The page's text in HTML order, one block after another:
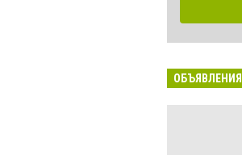
ОБЪЯВЛЕНИЯ